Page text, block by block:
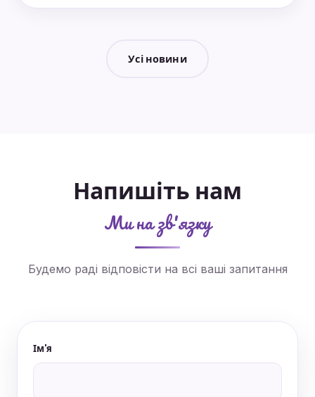
Усі новини
Напишіть нам
Ми на зв'язку
Будемо раді відповісти на всі ваші запитання
Ім'я